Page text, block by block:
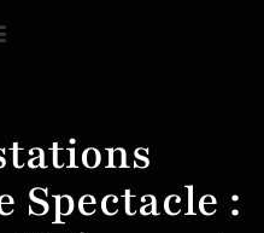
Spectacle :